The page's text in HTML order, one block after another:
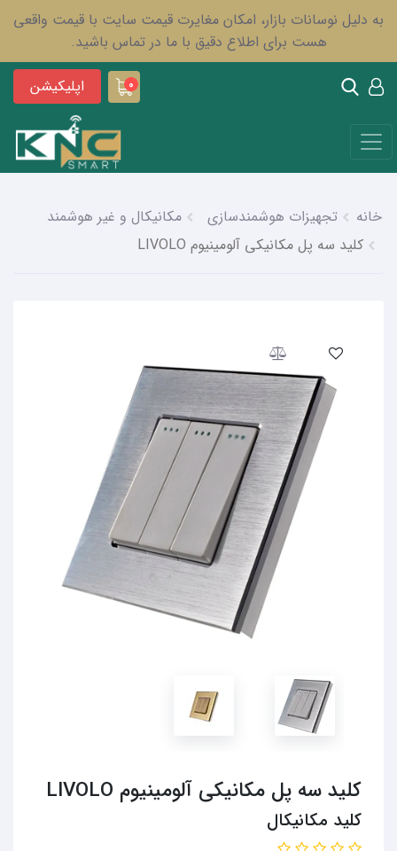
به دلیل نوسانات بازار، امکان مغایرت قیمت سایت با قیمت واقعی
هست برای اطلاع دقیق با ما در تماس باشید.
0 اپلیکیشن
خانه تجهیزات هوشمندسازی
مکانیکال و غیر هوشمند
کلید سه پل مکانیکی آلومینیوم LIVOLO
کلید سه پل مکانیکی آلومینیوم LIVOLO
کلید مکانیکال